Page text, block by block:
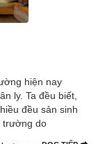
hiện nay
ly. Ta đều biết,
đều sản sinh
trường do